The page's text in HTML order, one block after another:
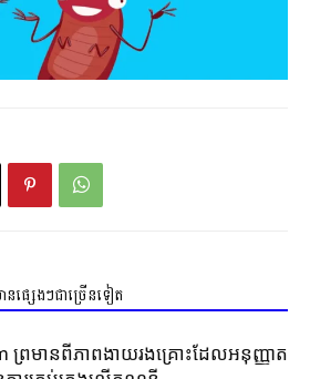
នផ្សេងៗជាច្រើនទៀត
ព្រមានពីភាពងាយរងគ្រោះដែលអនុញ្ញាត